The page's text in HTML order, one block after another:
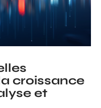
croissance
et